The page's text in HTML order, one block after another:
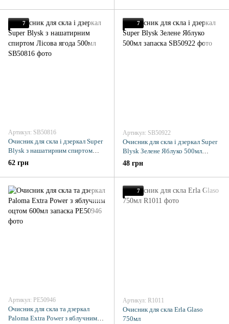
7
Артикул: SB50816
Очисник для скла і дзеркал Super
Blysk з нашатирним спиртом
Лісова ягода 500мл
62 грн
7
Артикул: SB50922
Очисник для скла і дзеркал Super
Blysk Зелене Яблуко 500мл
запаска
48 грн
Артикул: PE50946
Очисник для скла та дзеркал
Paloma Extra Power з яблучним
7
Артикул: R1011
Очисник для скла Erla Glaso
750мл